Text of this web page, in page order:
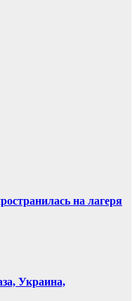
на лагеря
Украина,